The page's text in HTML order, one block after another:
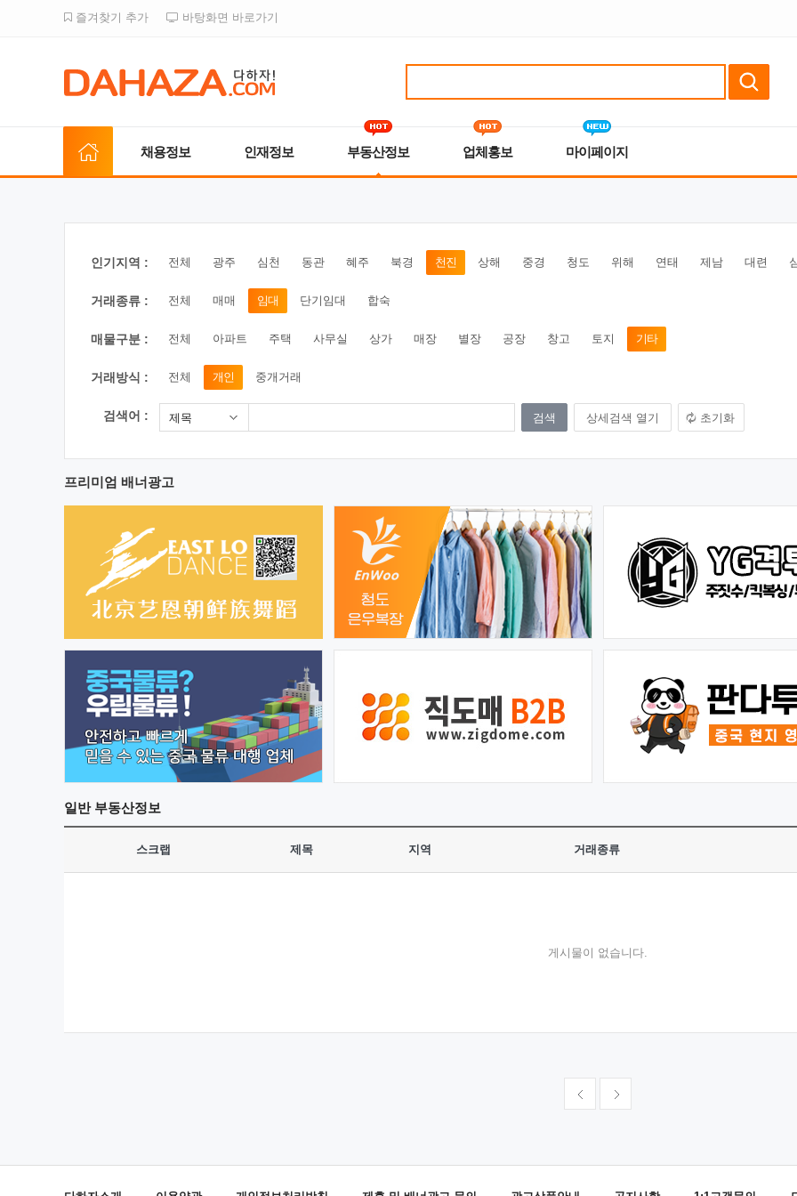
즐겨찾기 추가 바탕화면 바로가기
채용정보 인재정보 부동산정보 업체홍보 마이페이지
인기지역 : 전체 광주 심천 동관 혜주 북경 천진 상해 중경 청도 위해 연태 제남 대련
거래종류 : 전체 매매 임대 단기임대 합숙
매물구분 : 전체 아파트 주택 사무실 상가 매장 별장 공장 창고 토지 기타
거래방식 : 전체 개인 중개거래
검색어 : 제목 상세검색 열기 초기화
프리미엄 배너광고
일반부동산정보
스크랩 제목 지역 거래종류
게시물이 없습니다.